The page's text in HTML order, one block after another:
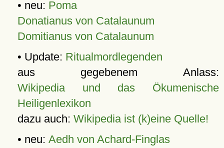
• neu: Poma
Donatianus von Catalaunum
Domitianus von Catalaunum
• Update: Ritualmordlegenden
aus gegebenem Anlass:
Wikipedia und das Ökumenische
Heiligenlexikon
dazu auch: Wikipedia ist (k)eine Quelle!
• neu: Aedh von Achard-Finglas